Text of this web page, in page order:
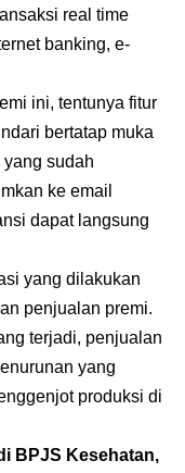
real time
banking, e-
ini, tentunya fitur
bertatap muka
sudah
ke email
dapat langsung
yang dilakukan
penjualan premi.
terjadi, penjualan
yang
produksi di
BPJS Kesehatan,